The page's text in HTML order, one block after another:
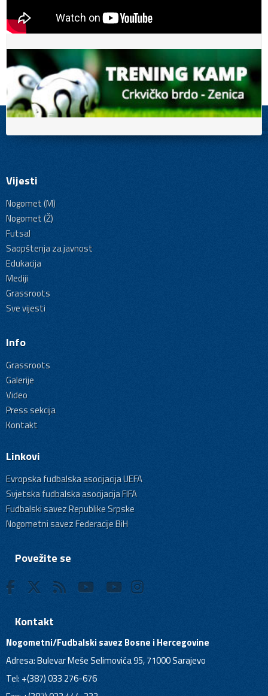
Vijesti
Nogomet (M)
Nogomet (Ž)
Futsal
Saopštenja za javnost
Edukacija
Mediji
Grassroots
Sve vijesti
Info
Grassroots
Galerije
Video
Press sekcija
Kontakt
Linkovi
Evropska fudbalska asocijacija UEFA
Svjetska fudbalska asocijacija FIFA
Fudbalski savez Republike Srpske
Nogometni savez Federacije BiH
Povežite se
Kontakt
Nogometni/Fudbalski savez Bosne i Hercegovine
Adresa: Bulevar Meše Selimovića 95, 71000 Sarajevo
Tel: +(387) 033 276-676